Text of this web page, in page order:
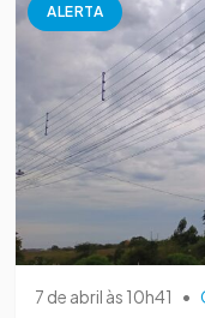
ALERTA
7 de abril às 10h41 •